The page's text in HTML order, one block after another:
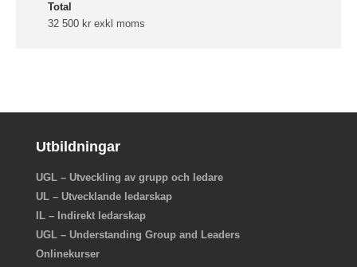
Total
32 500 kr exkl moms
Utbildningar
UGL – Utveckling av grupp och ledare
UL – Utvecklande ledarskap
IL – Indirekt ledarskap
UGL – Understanding Group and Leaders
Onlinekurser